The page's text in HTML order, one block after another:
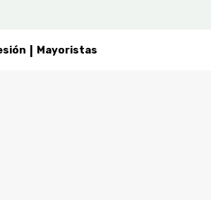
Mayoristas